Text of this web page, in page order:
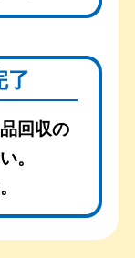
了
回収の
。